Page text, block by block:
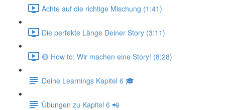
Achte auf die richtige Mischung (1:41)
Die perfekte Länge Deiner Story (3:11)
🔴 How to: Wir machen eine Story! (8:28)
Deine Learnings Kapitel 6 🎓
Übungen zu Kapitel 6 📲